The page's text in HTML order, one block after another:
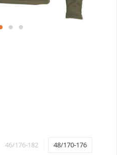
46/176-182 48/170-176